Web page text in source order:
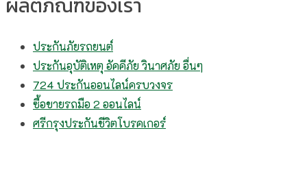
ประกันภัยรถยนต์
ประกันอุบัติเหตุ อัคคีภัย วินาศภัย อื่นๆ
724 ประกันออนไลน์ครบวงจร
ซื้อขายรถมือ 2 ออนไลน์
ศรีกรุงประกันชีวิตโบรคเกอร์